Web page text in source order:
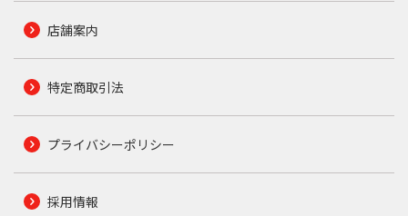
店舗案内
特定商取引法
プライバシーポリシー
採用情報